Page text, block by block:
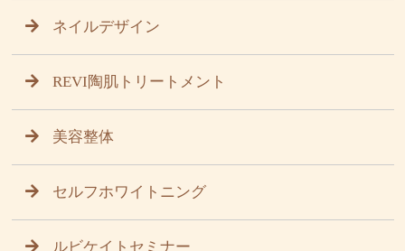
ネイルデザイン
REVI陶肌トリートメント
美容整体
セルフホワイトニング
ルビケイトセミナー